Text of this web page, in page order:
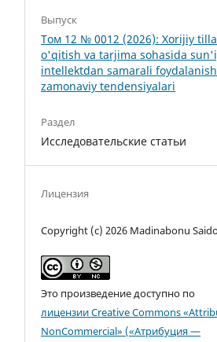
Выпуск
Том 12 № 0012 (2026): Xorijiy
o'qitish va tarjima sohasida
intellektdan samarali
zamonaviy tendensiyalari
Раздел
Исследовательские статьи
Лицензия
Copyright (c) 2026 Madinabonu
Это произведение доступно по
лицензии Creative Commons
NonCommercial» («Атрибуция —